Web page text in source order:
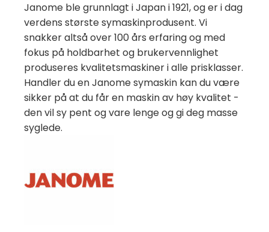
Janome ble grunnlagt i Japan i 1921, og er i dag
verdens største symaskinprodusent. Vi
snakker altså over 100 års erfaring og med
fokus på holdbarhet og brukervennlighet
produseres kvalitetsmaskiner i alle prisklasser.
Handler du en Janome symaskin kan du være
sikker på at du får en maskin av høy kvalitet -
den vil sy pent og vare lenge og gi deg masse
syglede.